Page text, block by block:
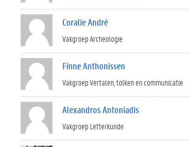
Coralie André
Vakgroep Archeologie
Finne Anthonissen
Vakgroep Vertalen, tolken en communicatie
Alexandros Antoniadis
Vakgroep Letterkunde